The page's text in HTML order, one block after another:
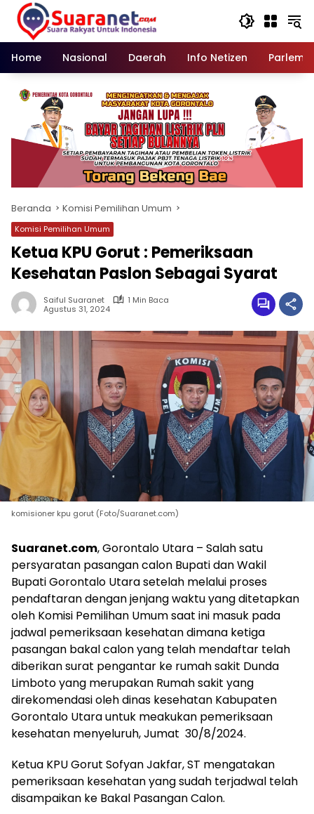
Langsung
konten
Home
Nasional Daerah Info Netizen
Beranda Komisi Pemilihan Umum
Komisi Pemilihan Umum
Ketua KPU Gorut : Pemeriksaan
Kesehatan Paslon Sebagai Syarat
Saiful Suaranet
1 Min Baca
Agustus 31, 2024
komisioner kpu gorut (Foto/Suaranet.com)
Suaranet.com, Gorontalo Utara – Salah satu
persyaratan pasangan calon Bupati dan Wakil
Bupati Gorontalo Utara setelah melalui proses
pendaftaran dengan jenjang waktu yang ditetapkan
oleh Komisi Pemilihan Umum saat ini masuk pada
jadwal pemeriksaan kesehatan dimana ketiga
pasangan bakal calon yang telah mendaftar telah
diberikan surat pengantar ke rumah sakit Dunda
Limboto yang merupakan Rumah sakit yang
direkomendasi oleh dinas kesehatan Kabupaten
Gorontalo Utara untuk meakukan pemeriksaan
kesehatan menyeluruh, Jumat 30/8/2024.
Ketua KPU Gorut Sofyan Jakfar, ST mengatakan
pemeriksaan kesehatan yang sudah terjadwal telah
disampaikan ke Bakal Pasangan Calon.